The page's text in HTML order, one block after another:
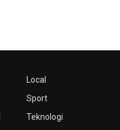
Local
Sport
Teknologi